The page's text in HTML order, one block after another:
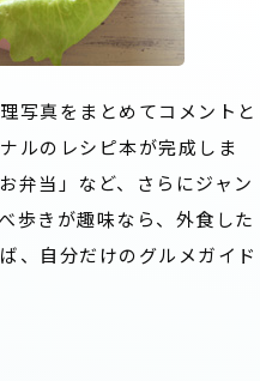
写真をまとめてコメントと
ルのレシピ本が完成しま
弁当」など、さらにジャン
歩きが趣味なら、外食した
、自分だけのグルメガイド